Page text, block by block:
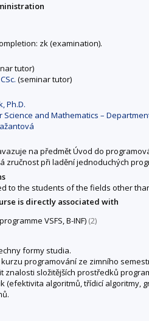
zk (examination).
tutor)
(seminar tutor)
Ph.D.
and Mathematics –
na předmět Úvod do
zručnost při ladění jednoduchých
to the students of the fields other
is directly associated with
VSFS, B-INF) (2)
formy studia.
programování ze zimního
znalosti složitějších prostředků
(efektivita algoritmů, třídicí